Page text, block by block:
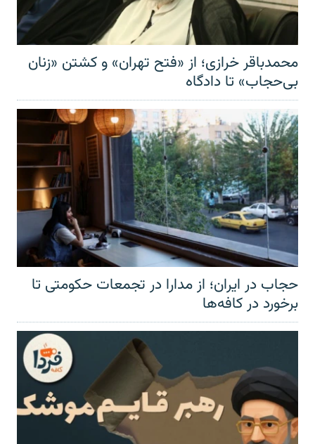
محمدباقر خرازی؛ از «فتح تهران» و کشتن «زنان
بی‌حجاب» تا دادگاه
حجاب در ایران؛ از مدارا در تجمعات حکومتی تا
برخورد در کافه‌ها